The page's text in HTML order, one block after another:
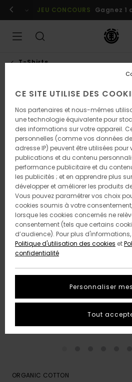
l'information
Se connecter / s'inscrire
JEU CONCOURS Gagnez 1
T-Shirts
ORGANIC COTTON
CE SITE UTILISE DES
Nos partenaires et nous-mêmes
une technologie équivalente pour
des informations sur votre appareil.
personnelles (comme vos données
adresse IP) peuvent être utilisées pour
publications et du contenu
performance publicitaire et du
les publicités ; et en apprendre plus
développer et améliorer les produits
Vous pouvez paramétrer vos choix
cookies soumis à votre
lorsque les cookies concernés ne
consentement (tels que certains
d’audience). Pour plus
Politique d'utilisation des cookies et
confidentialité
Personnaliser
Tout